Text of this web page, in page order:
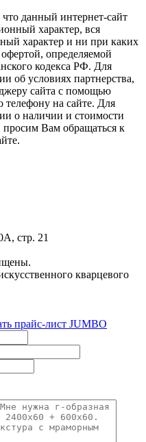
данный интернет-сайт
характер, вся
характер и ни при каких
определяемой
кодекса РФ. Для
об условиях партнерства,
сайта с помощью
на сайте. Для
о наличии и стоимости
просим Вам обращаться к
стр. 21
кварцевого
прайс-лист JUMBO